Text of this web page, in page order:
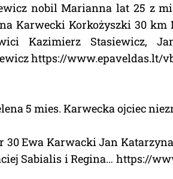
nobil Marianna lat 25 z
Karwecki Korkożyszki 30
Kazimierz Stasiewicz,
https://www.epaveldas.lt/
5 mies. Karwecka ojciec
30 Ewa Karwacki Jan
Sabialis i Regina… https://